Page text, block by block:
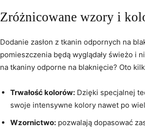
Zróżnicowane wzory i
Dodanie zasłon ⁢z tkanin odpornych na
pomieszczenia będą wyglądały świeżo i
na tkaniny odporne na blaknięcie? Oto
Trwałość kolorów: Dzięki specjalnej
swoje intensywne kolory nawet po
Wzornictwo: pozwalają dopasować